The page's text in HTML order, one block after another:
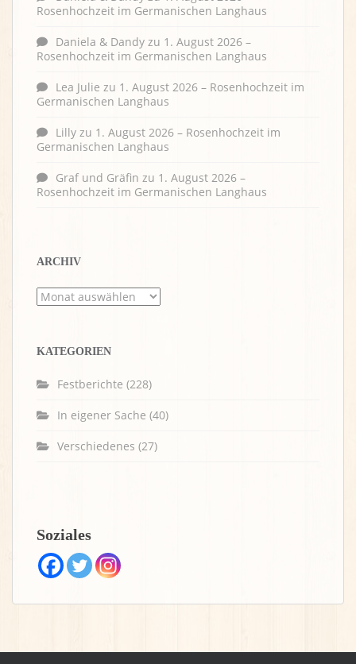
Rosenhochzeit im Germanischen Langhaus
Daniela & Dandy zu 1. August 2026 –
Rosenhochzeit im Germanischen Langhaus
Lea Julie zu 1. August 2026 – Rosenhochzeit im
Germanischen Langhaus
Lilly zu 1. August 2026 – Rosenhochzeit im
Germanischen Langhaus
Graf und Gräfin zu 1. August 2026 –
Rosenhochzeit im Germanischen Langhaus
ARCHIV
Archiv
KATEGORIEN
Festberichte (228)
In eigener Sache (40)
Verschiedenes (27)
Soziales